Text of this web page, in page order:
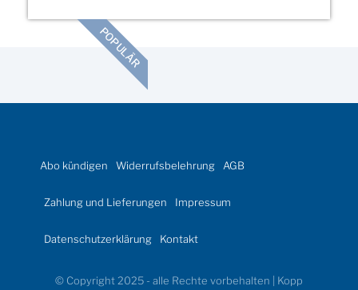
POPULÄR
Abo kündigen Widerrufsbelehrung AGB
Zahlung und Lieferungen Impressum
Datenschutzerklärung Kontakt
© Copyright 2025 - alle Rechte vorbehalten | Kopp